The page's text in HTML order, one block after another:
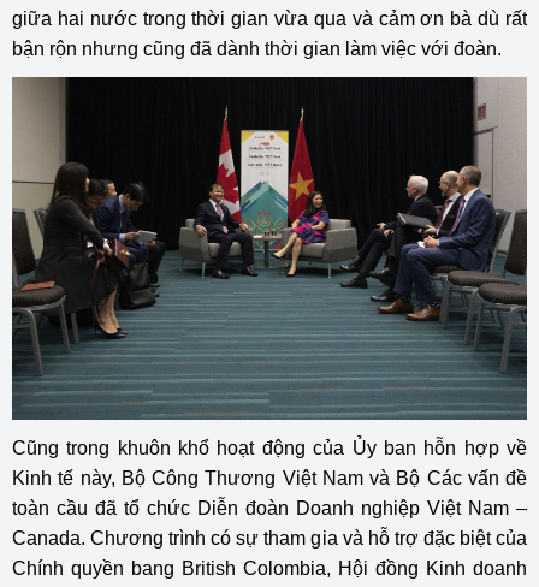
giữa hai nước trong thời gian vừa qua và cảm ơn bà dù rất
bận rộn nhưng cũng đã dành thời gian làm việc với đoàn.
Cũng trong khuôn khổ hoạt động của Ủy ban hỗn hợp về
Kinh tế này, Bộ Công Thương Việt Nam và Bộ Các vấn đề
toàn cầu đã tổ chức Diễn đoàn Doanh nghiệp Việt Nam –
Canada. Chương trình có sự tham gia và hỗ trợ đặc biệt của
Chính quyền bang British Colombia, Hội đồng Kinh doanh